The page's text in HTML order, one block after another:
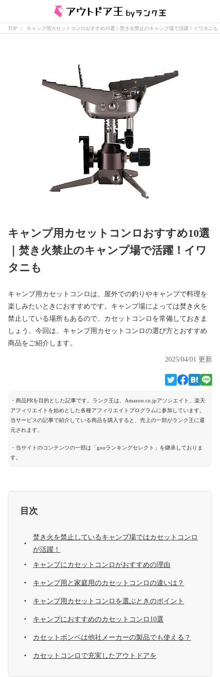
TOP キャンプ用カセットコンロおすすめ10選｜焚き火禁止のキャンプ場で活躍！イワタニも
キャンプ用カセットコンロおすすめ10選
｜焚き火禁止のキャンプ場で活躍！イワ
タニも
キャンプ用カセットコンロは、屋外での釣りやキャンプで料理を
楽しみたいときにおすすめです。キャンプ場によっては焚き火を
禁止している場所もあるので、カセットコンロを常備しておきま
しょう。今回は、キャンプ用カセットコンロの選び方とおすすめ
商品をご紹介します。
2025/04/01 更新
・商品PRを目的とした記事です。ランク王は、Amazon.co.jpアソシエイト、楽天
アフィリエイトを始めとした各種アフィリエイトプログラムに参加しています。
当サービスの記事で紹介している商品を購入すると、売上の一部がランク王に還
元されます。
・当サイトのコンテンツの一部は「gooランキングセレクト」を継承しておりま
す。
目次
焚き火を禁止しているキャンプ場ではカセットコンロ
が活躍！
キャンプにカセットコンロがおすすめの理由
キャンプ用と家庭用のカセットコンロの違いは？
キャンプ用カセットコンロを選ぶときのポイント
キャンプにおすすめのカセットコンロ10選
カセットボンベは他社メーカーの製品でも使える？
カセットコンロで充実したアウトドアを